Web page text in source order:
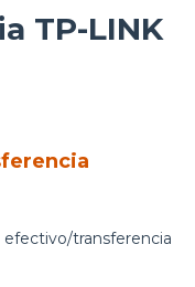
TP-LINK
transferencia